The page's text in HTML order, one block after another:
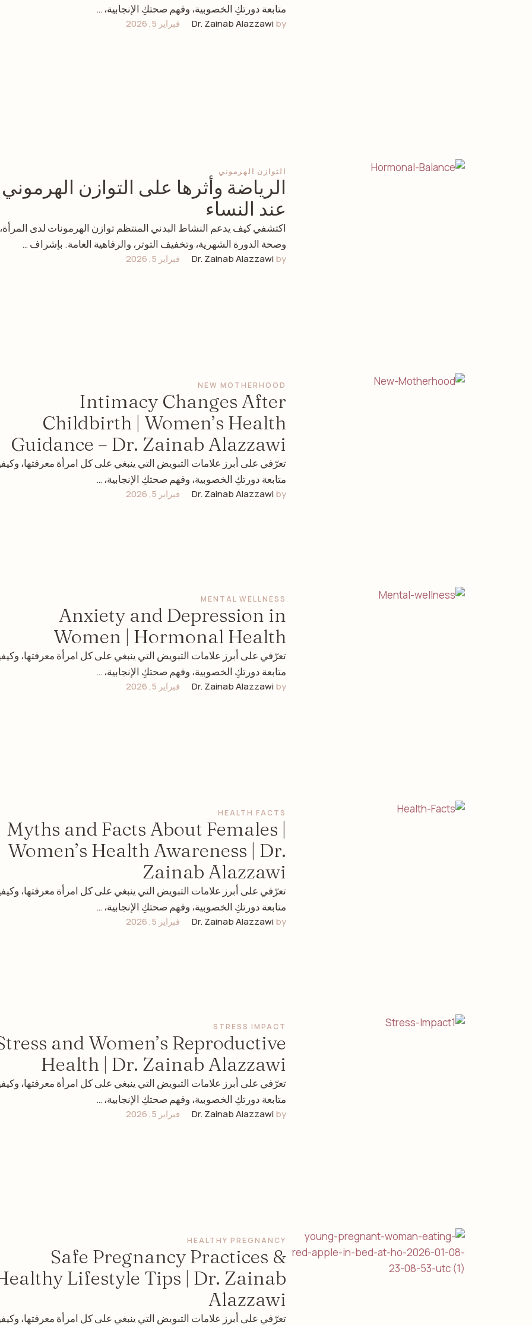
متابعة دورتكِ الخصوبية، وفهم صحتكِ الإنجابية، …
by
Dr. Zainab Alazzawi فبراير 5, 2026
التوازن الهرموني
الرياضة وأثرها على التوازن الهرموني
عند النساء
اكتشفي كيف يدعم النشاط البدني المنتظم توازن الهرمونات لدى
وصحة الدورة الشهرية، وتخفيف التوتر، والرفاهية العامة. بإشراف …
by
Dr. Zainab Alazzawi فبراير 5, 2026
NEW MOTHERHOOD
Intimacy Changes After
Childbirth | Women’s Health
Guidance – Dr. Zainab Alazzawi
تعرّفي على أبرز علامات التبويض التي ينبغي على كل امرأة معرفتها،
متابعة دورتكِ الخصوبية، وفهم صحتكِ الإنجابية، …
by
Dr. Zainab Alazzawi فبراير 5, 2026
MENTAL WELLNESS
Anxiety and Depression in
Women | Hormonal Health
تعرّفي على أبرز علامات التبويض التي ينبغي على كل امرأة معرفتها،
متابعة دورتكِ الخصوبية، وفهم صحتكِ الإنجابية، …
by
Dr. Zainab Alazzawi فبراير 5, 2026
HEALTH FACTS
Myths and Facts About Females |
Women’s Health Awareness | Dr.
Zainab Alazzawi
تعرّفي على أبرز علامات التبويض التي ينبغي على كل امرأة معرفتها،
متابعة دورتكِ الخصوبية، وفهم صحتكِ الإنجابية، …
by
Dr. Zainab Alazzawi فبراير 5, 2026
STRESS IMPACT
and Women’s Reproductive
Health | Dr. Zainab Alazzawi
تعرّفي على أبرز علامات التبويض التي ينبغي على كل امرأة معرفتها،
متابعة دورتكِ الخصوبية، وفهم صحتكِ الإنجابية، …
by
Dr. Zainab Alazzawi فبراير 5, 2026
HEALTHY PREGNANCY
Safe Pregnancy Practices &
Lifestyle Tips | Dr. Zainab
Alazzawi
تعرّفي على أبرز علامات التبويض التي ينبغي على كل امرأة معرفتها،